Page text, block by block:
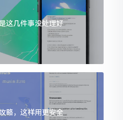
这几件事没处理好
略，这样用更安全